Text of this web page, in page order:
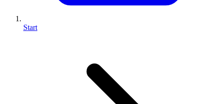
Start